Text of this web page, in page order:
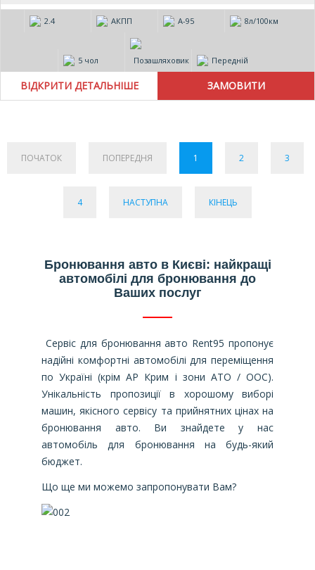
2.4 АКПП А-95 8л/100км
5 чол Позашляховик Передній
ВІДКРИТИ ДЕТАЛЬНІШЕ
ПОЧАТОК ПОПЕРЕДНЯ 1 2 3
4 НАСТУПНА КІНЕЦЬ
Бронювання авто в Києві: найкращі
автомобілі для бронювання до
Ваших послуг
Сервіс для бронювання авто Rent95 пропонує
надійні комфортні автомобілі для переміщення
по Україні (крім АР Крим і зони АТО / ООС).
Унікальність пропозиції в хорошому виборі
машин, якісного сервісу та прийнятних цінах на
бронювання авто. Ви знайдете у нас
автомобіль для бронювання на будь-який
бюджет.
Що ще ми можемо запропонувати Вам?